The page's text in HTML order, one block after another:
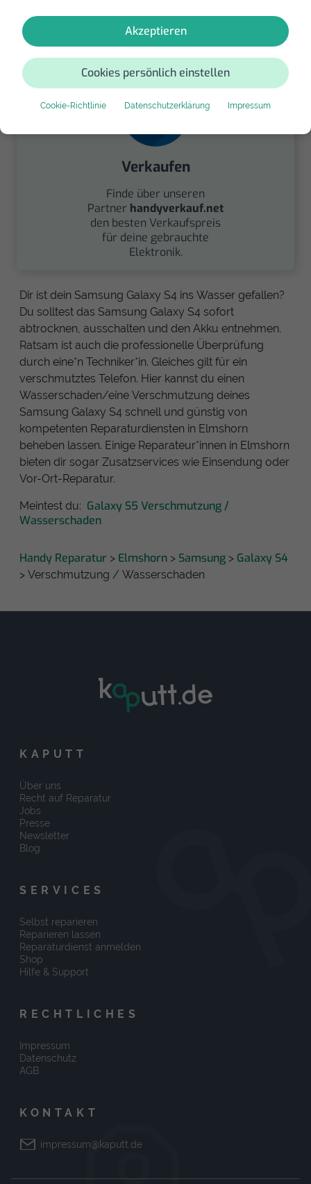
Akzeptieren
Cookies persönlich einstellen
Cookie-Richtlinie Datenschutzerklärung Impressum
Spende Dein Gerät über
handysfuerdieumwelt.de
für einen guten Zweck.
Verkaufen
Finde über unseren
Partner handyverkauf.net
den besten Verkaufspreis
für deine gebrauchte
Elektronik.
Dir ist dein Samsung Galaxy S4 ins Wasser gefallen?
Du solltest das Samsung Galaxy S4 sofort
abtrocknen, ausschalten und den Akku entnehmen.
Ratsam ist auch die professionelle Überprüfung
durch eine*n Techniker*in. Gleiches gilt für ein
verschmutztes Telefon. Hier kannst du einen
Wasserschaden/eine Verschmutzung deines
Samsung Galaxy S4 schnell und günstig von
kompetenten Reparaturdiensten in Elmshorn
beheben lassen. Einige Reparateur*innen in Elmshorn
bieten dir sogar Zusatzservices wie Einsendung oder
Vor-Ort-Reparatur.
Meintest du: Galaxy S5 Verschmutzung /
Wasserschaden
Handy Reparatur > Elmshorn > Samsung > Galaxy S4
> Verschmutzung / Wasserschaden
KAPUTT
Über uns
Recht auf Reparatur
Jobs
Presse
Newsletter
Blog
SERVICES
Selbst reparieren
Reparieren lassen
Reparaturdienst anmelden
Shop
Hilfe & Support
RECHTLICHES
Impressum
Datenschutz
AGB
KONTAKT
impressum@kaputt.de